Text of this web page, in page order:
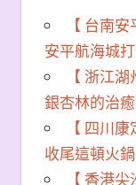
【 台南安
安平航海城
【 浙江
銀杏林的治
【 四川
收尾這頓火鍋
【 香港